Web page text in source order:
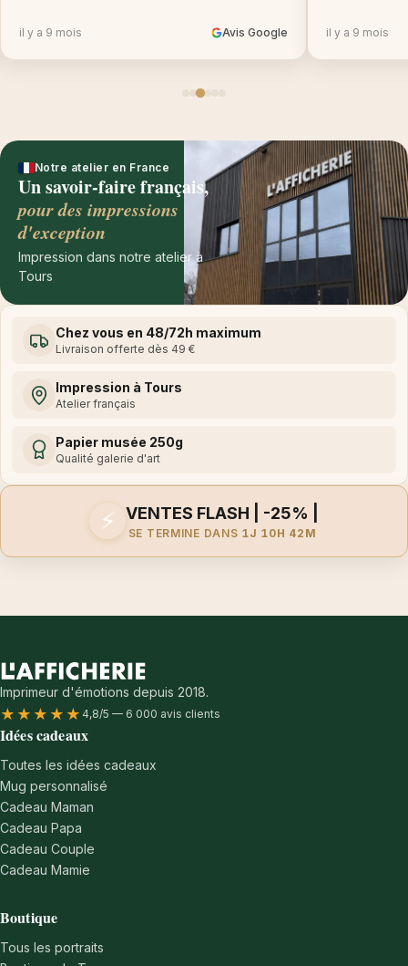
il y a 9 mois Avis Google il y a 9 mois
Notre atelier en France
Un savoir-faire français,
pour des impressions
d'exception
Impression dans notre atelier à
Tours
Chez vous en 48/72h maximum
Livraison offerte dès 49 €
Impression à Tours
Atelier français
Papier musée 250g
Qualité galerie d'art
⚡ VENTES FLASH | -25% |
SE TERMINE DANS 1J 10H 42M
Imprimeur d'émotions depuis 2018.
★★★★★ 4,8/5 — 6 000 avis clients
Idées cadeaux
Toutes les idées cadeaux
Mug personnalisé
Cadeau Maman
Cadeau Papa
Cadeau Couple
Cadeau Mamie
Boutique
Tous les portraits